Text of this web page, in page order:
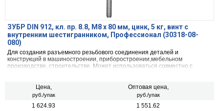
ЗУБР DIN 912, кл. пр. 8.8, М8 х 80 мм, цинк, 5 кг, винт с
внутренним шестигранником, Профессионал (30318-08-
080)
Для создания разъемного резьбового соединения деталей и
конструкций в машиностроении, приборостроении,мебельном
производстве, строительстве. Может использоваться совместно с
Цена,
руб./упак
Оптовая цена,
руб./упак
1 624.93 1 551.62